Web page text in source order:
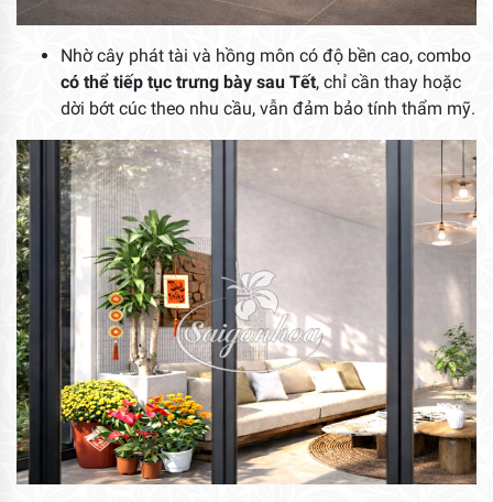
Nhờ cây phát tài và hồng môn có độ bền cao, combo
có thể tiếp tục trưng bày sau Tết, chỉ cần thay hoặc
dời bớt cúc theo nhu cầu, vẫn đảm bảo tính thẩm mỹ.